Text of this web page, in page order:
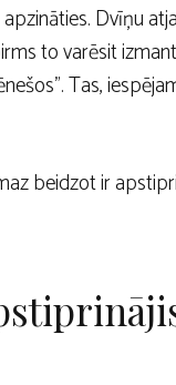
Dvīņu
to varēsit
Tas,
beidzot ir